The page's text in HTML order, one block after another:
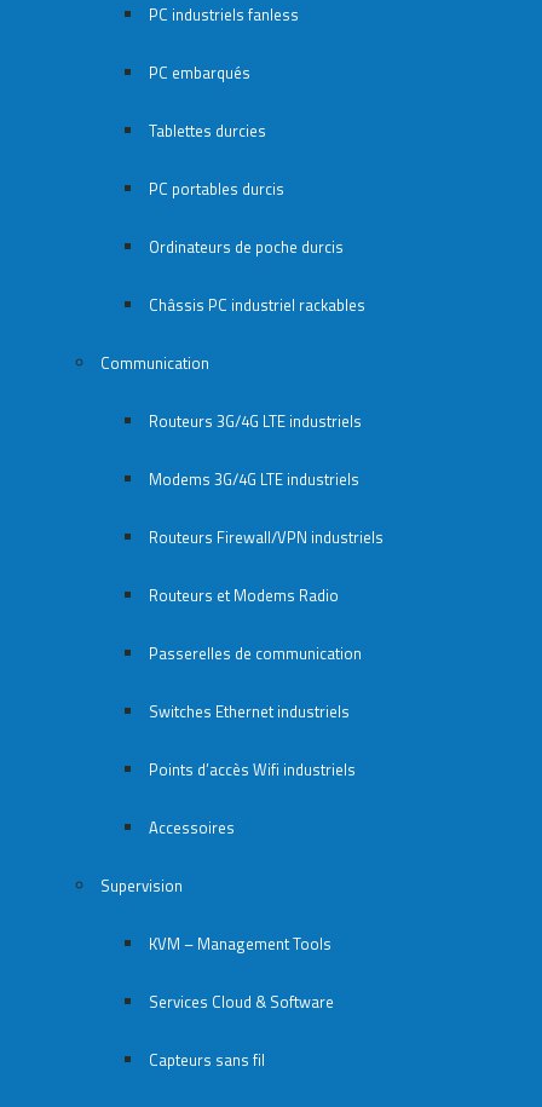
PC industriels fanless
PC embarqués
Tablettes durcies
PC portables durcis
Ordinateurs de poche durcis
Châssis PC industriel rackables​
Communication
Routeurs 3G/4G LTE industriels
Modems 3G/4G LTE industriels
Routeurs Firewall/VPN industriels
Routeurs et Modems Radio
Passerelles de communication
Switches Ethernet industriels
Points d’accès Wifi industriels
Accessoires
Supervision
KVM – Management Tools
Services Cloud & Software
Capteurs sans fil